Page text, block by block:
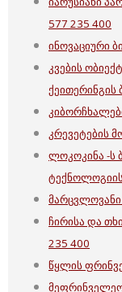
577 235 400
ინოვაციური
კვების
ქეითერინგის
კრევეტების
ლოკოკინა -ს
მარცვლოვანი
ჩირისა და
235 400
წყლის